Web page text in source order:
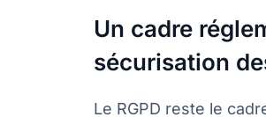
Un cadre
sécurisation
Le RGPD reste le